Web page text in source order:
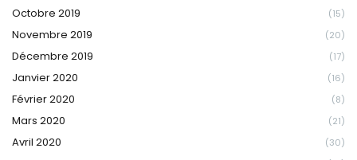
Octobre 2019 (15)
Novembre 2019 (20)
Décembre 2019 (17)
Janvier 2020 (16)
Février 2020 (8)
Mars 2020 (21)
Avril 2020 (30)